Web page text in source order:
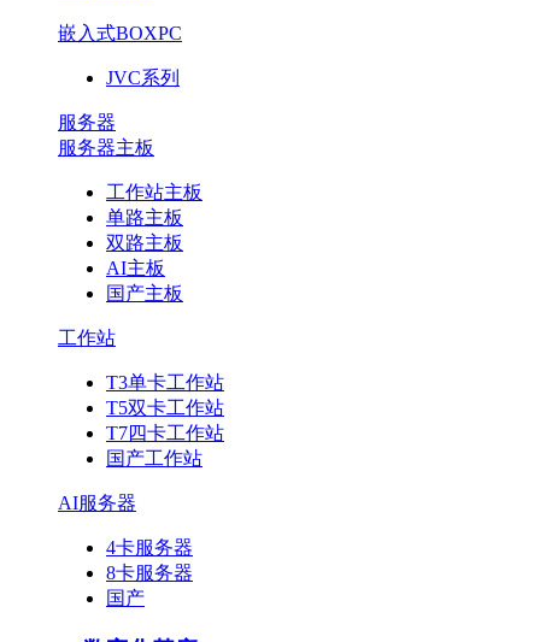
嵌入式BOXPC
JVC系列
服务器
服务器主板
工作站主板
单路主板
双路主板
AI主板
国产主板
工作站
T3单卡工作站
T5双卡工作站
T7四卡工作站
国产工作站
AI服务器
4卡服务器
8卡服务器
国产